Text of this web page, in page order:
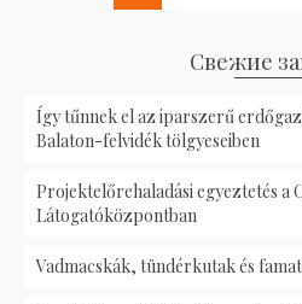
Свежие
Így tűnnek el az iparszerű
Balaton-felvidék tölgyeseiben
Projektelőrehaladási egyeztetés a
Látogatóközpontban
Vadmacskák, tündérkutak és